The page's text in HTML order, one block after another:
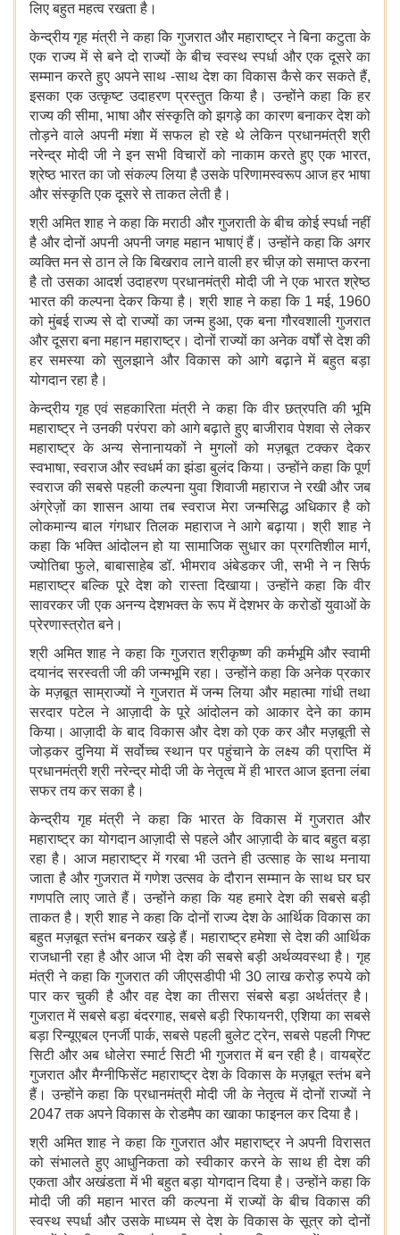
लिए बहुत महत्व रखता है।
केन्द्रीय गृह मंत्री ने कहा कि गुजरात और महाराष्ट्र ने बिना कटुता के
एक राज्य में से बने दो राज्यों के बीच स्वस्थ स्पर्धा और एक दूसरे का
सम्मान करते हुए अपने साथ -साथ देश का विकास कैसे कर सकते हैं,
इसका एक उत्कृष्ट उदाहरण प्रस्तुत किया है। उन्होंने कहा कि हर
राज्य की सीमा, भाषा और संस्कृति को झगड़े का कारण बनाकर देश को
तोड़ने वाले अपनी मंशा में सफल हो रहे थे लेकिन प्रधानमंत्री श्री
नरेन्द्र मोदी जी ने इन सभी विचारों को नाकाम करते हुए एक भारत,
श्रेष्ठ भारत का जो संकल्प लिया है उसके परिणामस्वरूप आज हर भाषा
और संस्कृति एक दूसरे से ताकत लेती है।
श्री अमित शाह ने कहा कि मराठी और गुजराती के बीच कोई स्पर्धा नहीं
है और दोनों अपनी अपनी जगह महान भाषाएं हैं। उन्होंने कहा कि अगर
व्यक्ति मन से ठान ले कि बिखराव लाने वाली हर चीज़ को समाप्त करना
है तो उसका आदर्श उदाहरण प्रधानमंत्री मोदी जी ने एक भारत श्रेष्ठ
भारत की कल्पना देकर किया है। श्री शाह ने कहा कि 1 मई, 1960
को मुंबई राज्य से दो राज्यों का जन्म हुआ, एक बना गौरवशाली गुजरात
और दूसरा बना महान महाराष्ट्र। दोनों राज्यों का अनेक वर्षों से देश की
हर समस्या को सुलझाने और विकास को आगे बढ़ाने में बहुत बड़ा
योगदान रहा है।
केन्द्रीय गृह एवं सहकारिता मंत्री ने कहा कि वीर छत्रपति की भूमि
महाराष्ट्र ने उनकी परंपरा को आगे बढ़ाते हुए बाजीराव पेशवा से लेकर
महाराष्ट्र के अन्य सेनानायकों ने मुगलों को मज़बूत टक्कर देकर
स्वभाषा, स्वराज और स्वधर्म का झंडा बुलंद किया। उन्होंने कहा कि पूर्ण
स्वराज की सबसे पहली कल्पना युवा शिवाजी महाराज ने रखी और जब
अंग्रेज़ों का शासन आया तब स्वराज मेरा जन्मसिद्ध अधिकार है को
लोकमान्य बाल गंगधार तिलक महाराज ने आगे बढ़ाया। श्री शाह ने
कहा कि भक्ति आंदोलन हो या सामाजिक सुधार का प्रगतिशील मार्ग,
ज्योतिबा फुले, बाबासाहेब डॉ. भीमराव अंबेडकर जी, सभी ने न सिर्फ
महाराष्ट्र बल्कि पूरे देश को रास्ता दिखाया। उन्होंने कहा कि वीर
सावरकर जी एक अनन्य देशभक्त के रूप में देशभर के करोडों युवाओं के
प्रेरणास्त्रोत बने।
श्री अमित शाह ने कहा कि गुजरात श्रीकृष्ण की कर्मभूमि और स्वामी
दयानंद सरस्वती जी की जन्मभूमि रहा। उन्होंने कहा कि अनेक प्रकार
के मज़बूत साम्राज्यों ने गुजरात में जन्म लिया और महात्मा गांधी तथा
सरदार पटेल ने आज़ादी के पूरे आंदोलन को आकार देने का काम
किया। आज़ादी के बाद विकास और देश को एक कर और मज़बूती से
जोड़कर दुनिया में सर्वोच्च स्थान पर पहुंचाने के लक्ष्य की प्राप्ति में
प्रधानमंत्री श्री नरेन्द्र मोदी जी के नेतृत्व में ही भारत आज इतना लंबा
सफर तय कर सका है।
केन्द्रीय गृह मंत्री ने कहा कि भारत के विकास में गुजरात और
महाराष्ट्र का योगदान आज़ादी से पहले और आज़ादी के बाद बहुत बड़ा
रहा है। आज महाराष्ट्र में गरबा भी उतने ही उत्साह के साथ मनाया
जाता है और गुजरात में गणेश उत्सव के दौरान सम्मान के साथ घर घर
गणपति लाए जाते हैं। उन्होंने कहा कि यह हमारे देश की सबसे बड़ी
ताकत है। श्री शाह ने कहा कि दोनों राज्य देश के आर्थिक विकास का
बहुत मज़बूत स्तंभ बनकर खड़े हैं। महाराष्ट्र हमेशा से देश की आर्थिक
राजधानी रहा है और आज भी देश की सबसे बड़ी अर्थव्यवस्था है। गृह
मंत्री ने कहा कि गुजरात की जीएसडीपी भी 30 लाख करोड़ रुपये को
पार कर चुकी है और वह देश का तीसरा संबसे बड़ा अर्थतंत्र है।
गुजरात में सबसे बड़ा बंदरगाह, सबसे बड़ी रिफायनरी, एशिया का सबसे
बड़ा रिन्यूएबल एनर्जी पार्क, सबसे पहली बुलेट ट्रेन, सबसे पहली गिफ्ट
सिटी और अब धोलेरा स्मार्ट सिटी भी गुजरात में बन रही है। वायब्रेंट
गुजरात और मैग्नीफिसेंट महाराष्ट्र देश के विकास के मज़बूत स्तंभ बने
हैं। उन्होंने कहा कि प्रधानमंत्री मोदी जी के नेतृत्व में दोनों राज्यों ने
2047 तक अपने विकास के रोडमैप का खाका फाइनल कर दिया है।
श्री अमित शाह ने कहा कि गुजरात और महाराष्ट्र ने अपनी विरासत
को संभालते हुए आधुनिकता को स्वीकार करने के साथ ही देश की
एकता और अखंडता में भी बहुत बड़ा योगदान दिया है। उन्होंने कहा कि
मोदी जी की महान भारत की कल्पना में राज्यों के बीच विकास की
स्वस्थ स्पर्धा और उसके माध्यम से देश के विकास के सूत्र को दोनों